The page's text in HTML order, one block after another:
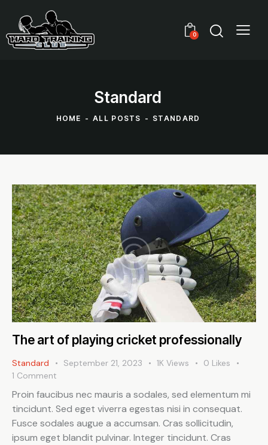
0
Standard
HOME ALL POSTS STANDARD
The art of playing cricket professionally
Standard September 21, 2023 1K Views 0 Likes
1 Comment
Proin faucibus nec mauris a sodales, sed elementum mi
tincidunt. Sed eget viverra egestas nisi in consequat.
Fusce sodales augue a accumsan. Cras sollicitudin,
ipsum eget blandit pulvinar. Integer tincidunt. Cras